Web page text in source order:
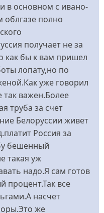
в основном с ивано-
облгазе полно
получает не за
как бы к вам пришел
лопату,но по
уже говорил
так важен.Более
труба за счет
Белоруссии живет
Россия за
бешенный
такая уж
надо.Я сам готов
процент.Так все
насчет
же